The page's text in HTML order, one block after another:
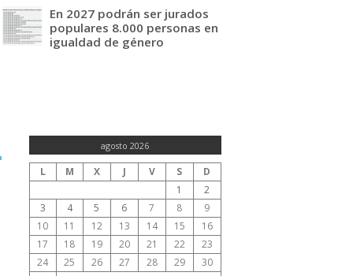
En 2027 podrán ser jurados
populares 8.000 personas en
igualdad de género
agosto 2026
L M X J V S
D
1
2
3
4 5 6 7 8
9
10
11 12 13 14 15
16
17
18 19 20 21 22
23
24
25 26 27 28 29
30